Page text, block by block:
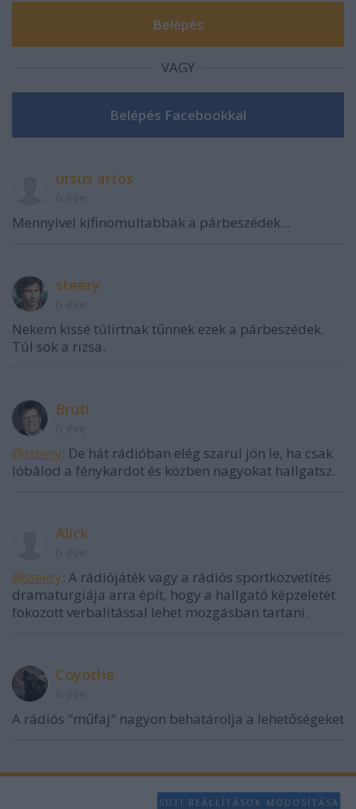
VAGY
ursus artos
Mennyivel kifinomultabbak a párbeszédek...
steery
Nekem kissé túlírtnak tűnnek ezek a párbeszédek.
Túl sok a rizsa.
Bruti
@steery: De hát rádióban elég szarul jön le, ha csak
lóbálod a fénykardot és közben nagyokat hallgatsz.
Alick
@steery: A rádiójáték vagy a rádiós sportközvetítés
dramaturgiája arra épít, hogy a hallgató képzeletét
fokozott verbalitással lehet mozgásban tartani.
Coyothe
A rádiós "műfaj" nagyon behatárolja a lehetőségeket
SÜTI BEÁLLÍTÁSOK MÓDOSÍTÁSA